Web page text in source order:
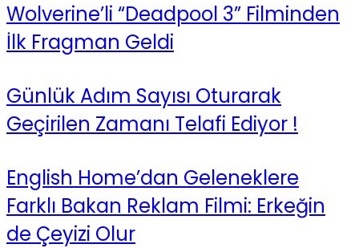
Wolverine’li “Deadpool 3” Filminden
İlk Fragman Geldi
Günlük Adım Sayısı Oturarak
Geçirilen Zamanı Telafi Ediyor !
English Home’dan Geleneklere
Farklı Bakan Reklam Filmi: Erkeğin
de Çeyizi Olur